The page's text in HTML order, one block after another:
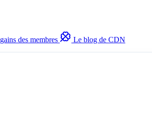
des membres Le blog de CDN